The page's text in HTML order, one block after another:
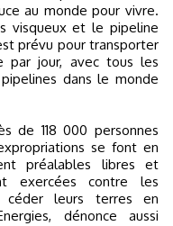
au monde pour vivre.
visqueux et le pipeline
prévu pour transporter
par jour, avec tous les
dans le monde
de 118 000 personnes
se font en
préalables libres et
exercées contre les
leurs terres en
dénonce aussi